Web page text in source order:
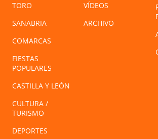
TORO
SANABRIA
COMARCAS
FIESTAS
POPULARES
CASTILLA Y LEÓN
CULTURA /
TURISMO
DEPORTES
VÍDEOS
ARCHIVO